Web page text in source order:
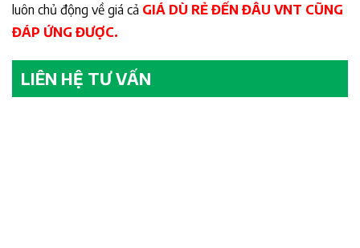
luôn chủ động về giá cả GIÁ DÙ RẺ ĐẾN ĐÂU VNT CŨNG
ĐÁP ỨNG ĐƯỢC.
LIÊN HỆ TƯ VẤN